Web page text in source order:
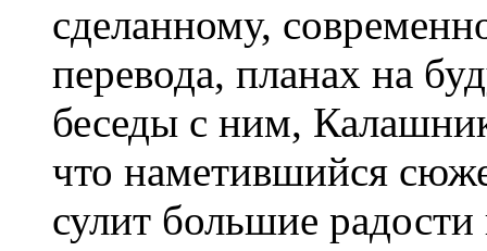
сделанному,
перевода, планах на
беседы с ним,
что наметившийся
сулит большие